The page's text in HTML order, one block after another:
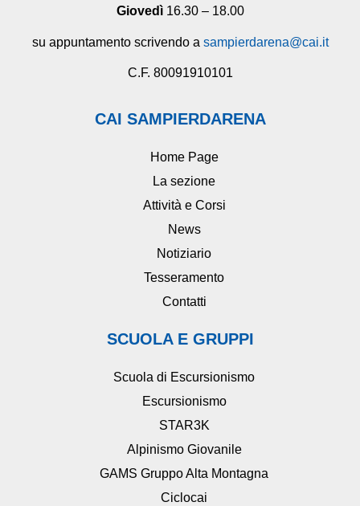
Giovedì16.30 – 18.00
su appuntamento scrivendo a sampierdarena@cai.it
C.F. 80091910101
CAI SAMPIERDARENA
Home Page
La sezione
Attività e Corsi
News
Notiziario
Tesseramento
Contatti
SCUOLA E GRUPPI
Scuola di Escursionismo
Escursionismo
STAR3K
Alpinismo Giovanile
GAMS Gruppo Alta Montagna
Ciclocai